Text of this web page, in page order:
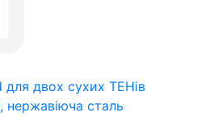
для двох сухих ТЕНів
нержавіюча сталь